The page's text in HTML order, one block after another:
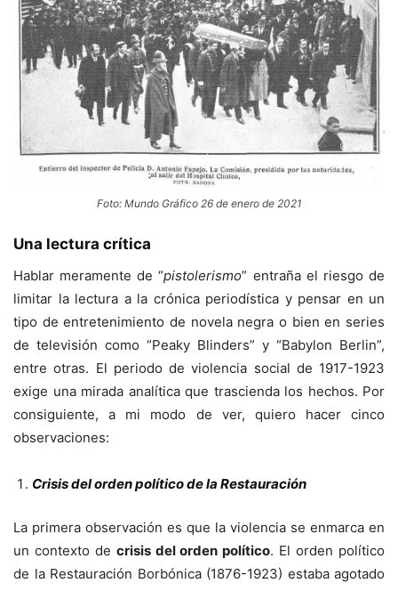
Foto: Mundo Gráfico 26 de enero de 2021
Una lectura crítica
Hablar meramente de “pistolerismo” entraña el riesgo de
limitar la lectura a la crónica periodística y pensar en un
tipo de entretenimiento de novela negra o bien en series
de televisión como “Peaky Blinders” y “Babylon Berlin”,
entre otras. El periodo de violencia social de 1917-1923
exige una mirada analítica que trascienda los hechos. Por
consiguiente, a mi modo de ver, quiero hacer cinco
observaciones:
Crisis del orden político de la Restauración
La primera observación es que la violencia se enmarca en
un contexto de crisis del orden político. El orden político
de la Restauración Borbónica (1876-1923) estaba agotado